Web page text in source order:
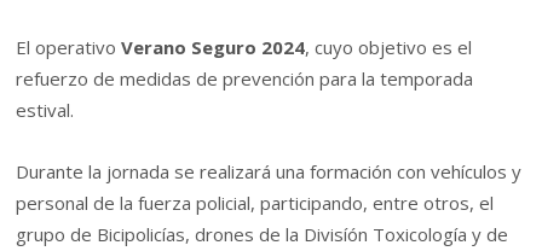
El operativoVerano Seguro 2024, cuyo objetivo es el
refuerzo de medidas de prevención para la temporada
estival.
Durante la jornada se realizará una formación con vehículos y
personal de la fuerza policial, participando, entre otros, el
grupo de Bicipolicías, drones de la Divisíón Toxicología y de